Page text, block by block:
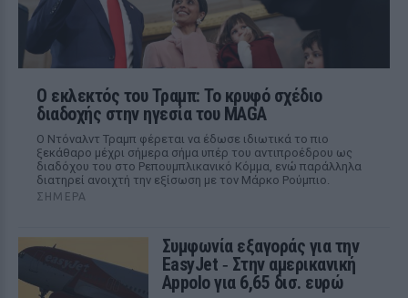
Ο εκλεκτός του Τραμπ: Το κρυφό σχέδιο
διαδοχής στην ηγεσία του MAGA
Ο Ντόναλντ Τραμπ φέρεται να έδωσε ιδιωτικά το πιο
ξεκάθαρο μέχρι σήμερα σήμα υπέρ του αντιπροέδρου ως
διαδόχου του στο Ρεπουμπλικανικό Κόμμα, ενώ παράλληλα
διατηρεί ανοιχτή την εξίσωση με τον Μάρκο Ρούμπιο.
ΣΉΜΕΡΑ
Συμφωνία εξαγοράς για την
EasyJet ‑ Στην αμερικανική
Appolo για 6,65 δισ. ευρώ